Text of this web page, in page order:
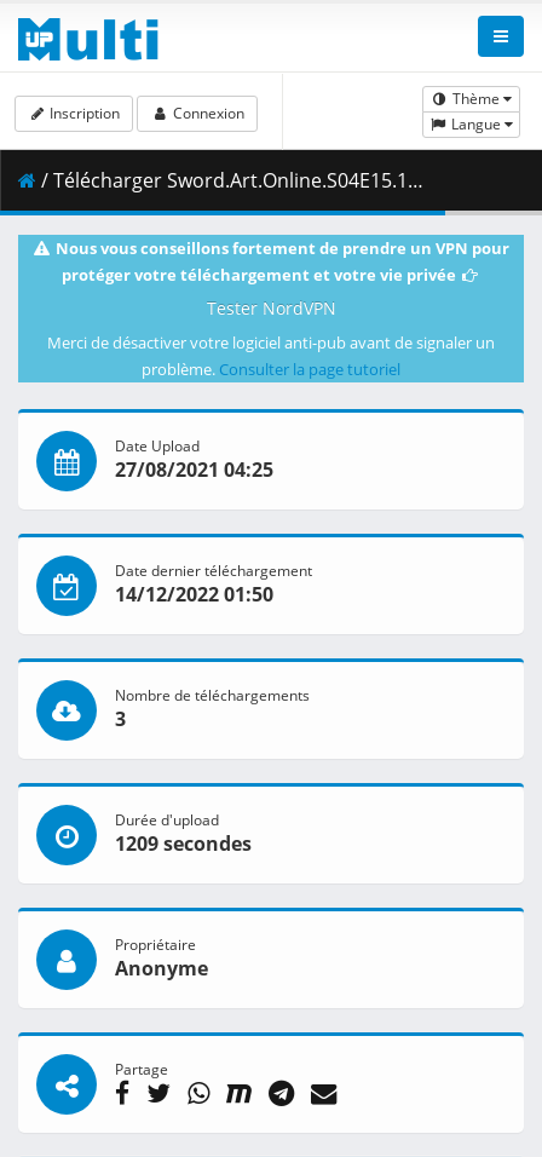
Thème
Langue
Inscription Connexion
/ Télécharger Sword.Art.Online.S04E15.1080p.Blu-Ray.10-Bit.Dual-Audio.LPCM.x265-iAHD.mkv.003 ( 446.30 MB )
Nous vous conseillons fortement de prendre un VPN pour
protéger votre téléchargement et votre vie privée
Tester NordVPN
Merci de désactiver votre logiciel anti-pub avant de signaler un
problème. Consulter la page tutoriel
Date Upload
27/08/2021 04:25
Date dernier téléchargement
14/12/2022 01:50
Nombre de téléchargements
3
Durée d'upload
1209 secondes
Propriétaire
Anonyme
Partage